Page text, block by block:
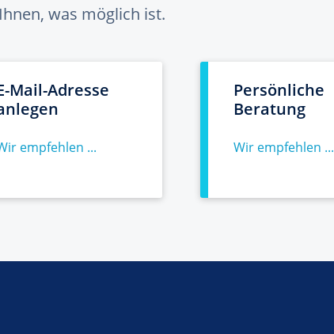
was möglich ist.
Mail-Adresse
empfehlen ...
Persönliche
Beratung
Wir empfehlen ...